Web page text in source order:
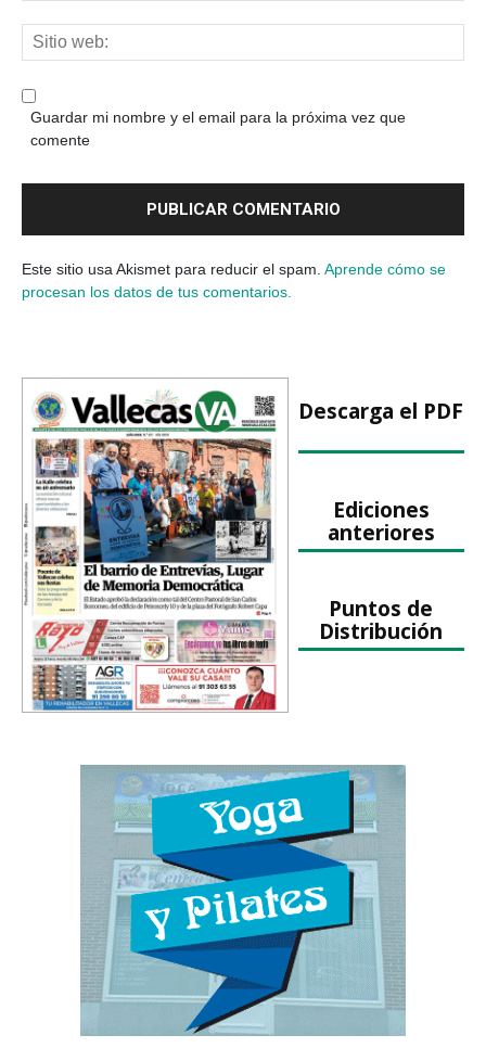
Guardar mi nombre y el email para la próxima vez que
comente
Este sitio usa Akismet para reducir el spam. Aprende cómo se
procesan los datos de tus comentarios.
Descarga el PDF
Ediciones
anteriores
Puntos de
Distribución